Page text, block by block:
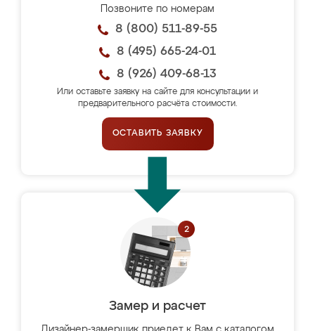
Позвоните по номерам
8 (800) 511-89-55
8 (495) 665-24-01
8 (926) 409-68-13
Или оставьте заявку на сайте для консультации и
предварительного расчёта стоимости.
ОСТАВИТЬ ЗАЯВКУ
Замер и расчет